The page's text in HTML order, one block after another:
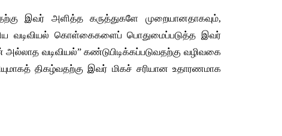
இவர் அளித்த கருத்துகளே முறையானதாகவும்,
வடிவியல் கொள்கைகளைப் பொதுமைப்படுத்த இவர்
வடிவியல்” கண்டுபிடிக்கப்படுவதற்கு வழிவகை
திகழ்வதற்கு இவர் மிகச் சரியான உதாரணமாக